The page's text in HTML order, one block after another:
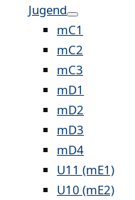
Jugend
mC1
mC2
mC3
mD1
mD2
mD3
mD4
U11 (mE1)
U10 (mE2)